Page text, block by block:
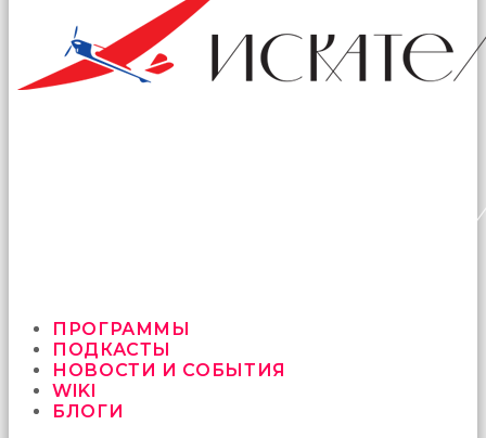
ПРОГРАММЫ
ПОДКАСТЫ
НОВОСТИ И СОБЫТИЯ
WIKI
БЛОГИ